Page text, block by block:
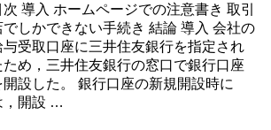
次 導入 ホームページでの注意書き 取引
でしかできない手続き 結論 導入 会社の
与受取口座に三井住友銀行を指定され
ため，三井住友銀行の窓口で銀行口座
開設した。 銀行口座の新規開設時に
，開設 …